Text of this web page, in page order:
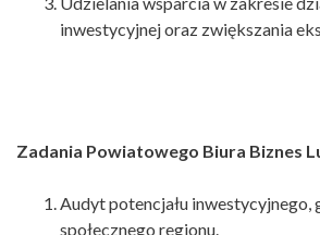
inwestycyjnej oraz zwiększania
Zadania Powiatowego Biura Biznes
Audyt potencjału inwestycyjnego,
społecznego regionu.